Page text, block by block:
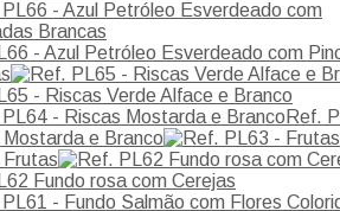
- Azul Petróleo Esverdeado com
- Riscas Verde Alface e Branco
Ref.
Mostarda e Branco
Frutas
Fundo rosa com Cerejas